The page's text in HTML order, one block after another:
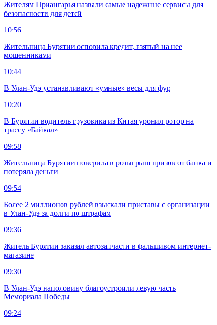
Жителям Приангарья назвали самые надежные сервисы для
безопасности для детей
10:56
Жительница Бурятии оспорила кредит, взятый на нее
мошенниками
10:44
В Улан-Удэ устанавливают «умные» весы для фур
10:20
В Бурятии водитель грузовика из Китая уронил ротор на
трассу «Байкал»
09:58
Жительница Бурятии поверила в розыгрыш призов от банка и
потеряла деньги
09:54
Более 2 миллионов рублей взыскали приставы с организации
в Улан-Удэ за долги по штрафам
09:36
Житель Бурятии заказал автозапчасти в фальшивом интернет-
магазине
09:30
В Улан-Удэ наполовину благоустроили левую часть
Мемориала Победы
09:24